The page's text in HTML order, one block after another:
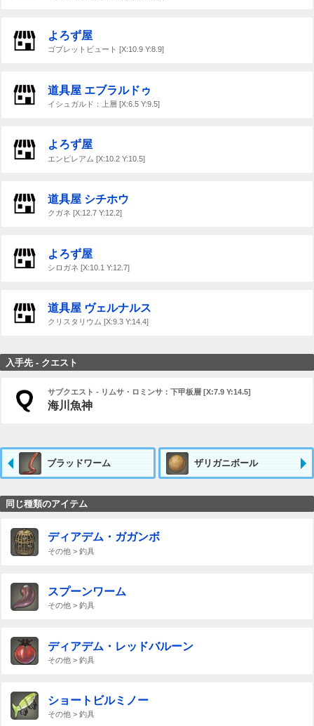
よろず屋
ゴブレットビュート [X:10.9 Y:8.9]
道具屋 エブラルドゥ
イシュガルド：上層 [X:6.5 Y:9.5]
よろず屋
エンピレアム [X:10.2 Y:10.5]
道具屋 シチホウ
クガネ [X:12.7 Y:12.2]
よろず屋
シロガネ [X:10.1 Y:12.7]
道具屋 ヴェルナルス
クリスタリウム [X:9.3 Y:14.4]
入手先 - クエスト
サブクエスト - リムサ・ロミンサ：下甲板層 [X:7.9 Y:14.5]
海川魚神
ブラッドワーム ザリガニボール
同じ種類のアイテム
ディアデム・ガガンボ
その他 > 釣具
スプーンワーム
その他 > 釣具
ディアデム・レッドバルーン
その他 > 釣具
ショートビルミノー
その他 > 釣具